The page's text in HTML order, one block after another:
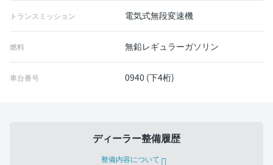
トランスミッション 電気式無段変速機
燃料 無鉛レギュラーガソリン
車台番号 0940 (下4桁)
ディーラー整備履歴
整備内容について